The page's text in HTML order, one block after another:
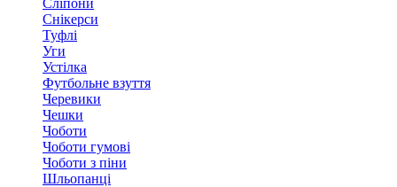
Сліпони
Снікерси
Туфлі
Уги
Устілка
Футбольне взуття
Черевики
Чешки
Чоботи
Чоботи гумові
Чоботи з піни
Шльопанці